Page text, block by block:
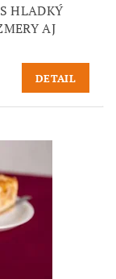
HLADKÝ
AJ
DETAIL